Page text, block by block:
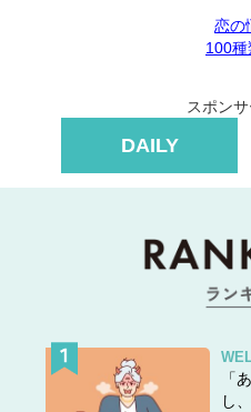
恋の
100
スポン
DAILY
「
し